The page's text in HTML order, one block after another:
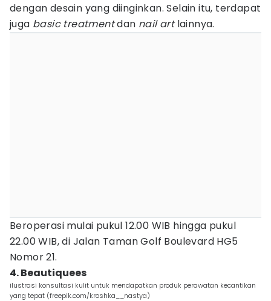
dengan desain yang diinginkan. Selain itu, terdapat
juga basic treatmentdan nail artlainnya.
Beroperasi mulai pukul 12.00 WIB hingga pukul
22.00 WIB, di Jalan Taman Golf Boulevard HG5
Nomor 21.
4. Beautiquees
ilustrasi konsultasi kulit untuk mendapatkan produk perawatan kecantikan
yang tepat (freepik.com/kroshka__nastya)